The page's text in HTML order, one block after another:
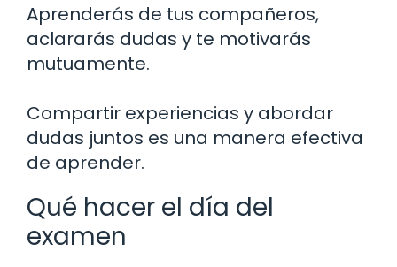
Aprenderás de tus compañeros,
aclararás dudas y te motivarás
mutuamente.
Compartir experiencias y abordar
dudas juntos es una manera efectiva
de aprender.
Qué hacer el día del
examen